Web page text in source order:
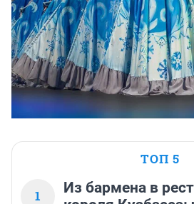
ТОП 5
1
Из бармена в